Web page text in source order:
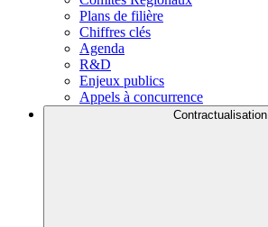
Plans de filière
Chiffres clés
Agenda
R&D
Enjeux publics
Appels à concurrence
Contractualisation